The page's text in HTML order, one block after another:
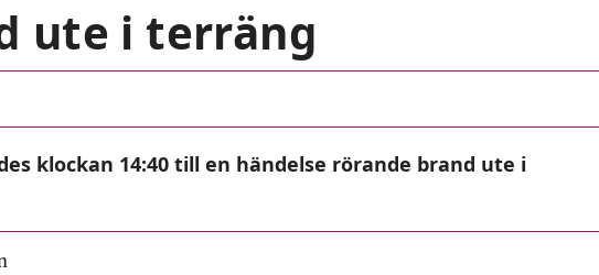
ute i terräng
klockan 14:40 till en händelse rörande brand ute i